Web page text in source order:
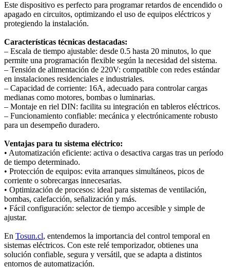
Este dispositivo es perfecto para programar retardos de encendido o
apagado en circuitos, optimizando el uso de equipos eléctricos y
protegiendo la instalación.
Características técnicas destacadas:
– Escala de tiempo ajustable: desde 0.5 hasta 20 minutos, lo que
permite una programación flexible según la necesidad del sistema.
– Tensión de alimentación de 220V: compatible con redes estándar
en instalaciones residenciales e industriales.
– Capacidad de corriente: 16A, adecuado para controlar cargas
medianas como motores, bombas o luminarias.
– Montaje en riel DIN: facilita su integración en tableros eléctricos.
– Funcionamiento confiable: mecánica y electrónicamente robusto
para un desempeño duradero.
Ventajas para tu sistema eléctrico:
• Automatización eficiente: activa o desactiva cargas tras un período
de tiempo determinado.
• Protección de equipos: evita arranques simultáneos, picos de
corriente o sobrecargas innecesarias.
• Optimización de procesos: ideal para sistemas de ventilación,
bombas, calefacción, señalización y más.
• Fácil configuración: selector de tiempo accesible y simple de
ajustar.
En Tosun.cl, entendemos la importancia del control temporal en
sistemas eléctricos. Con este relé temporizador, obtienes una
solución confiable, segura y versátil, que se adapta a distintos
entornos de automatización.